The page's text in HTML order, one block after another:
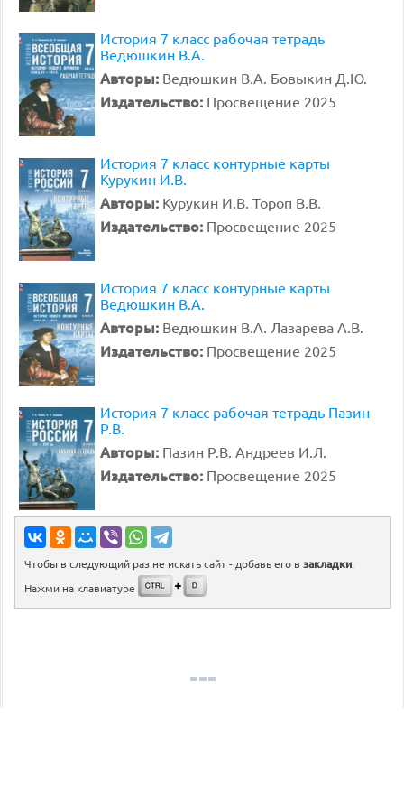
История 7 класс рабочая тетрадь
Ведюшкин В.А.
Авторы: Ведюшкин В.А. Бовыкин Д.Ю.
Издательство: Просвещение 2025
История 7 класс контурные карты
Курукин И.В.
Авторы: Курукин И.В. Тороп В.В.
Издательство: Просвещение 2025
История 7 класс контурные карты
Ведюшкин В.А.
Авторы: Ведюшкин В.А. Лазарева А.В.
Издательство: Просвещение 2025
История 7 класс рабочая тетрадь Пазин
Р.В.
Авторы: Пазин Р.В. Андреев И.Л.
Издательство: Просвещение 2025
Чтобы в следующий раз не искать сайт - добавь его в закладки.
Нажми на клавиатуре